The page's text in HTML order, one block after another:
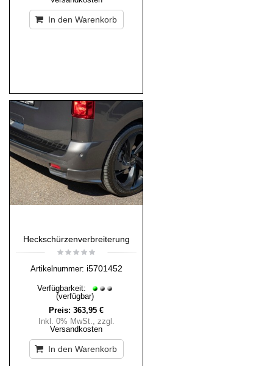
In den Warenkorb
Heckschürzenverbreiterung
Artikelnummer: i5701452
Verfügbarkeit:
(verfügbar)
Preis: 363,95 €
Inkl. 0% MwSt., zzgl.
Versandkosten
In den Warenkorb